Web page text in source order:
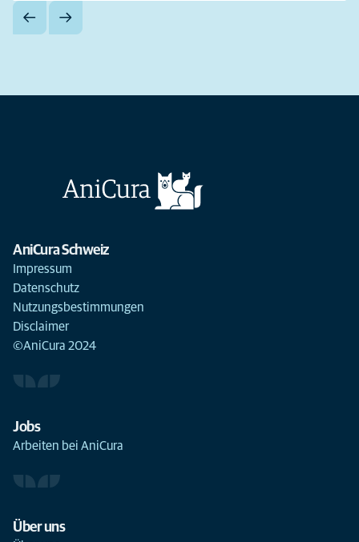
AniCura Schweiz
Impressum
Datenschutz
Nutzungsbestimmungen
Disclaimer
©AniCura 2024
Jobs
Arbeiten bei AniCura
Über uns